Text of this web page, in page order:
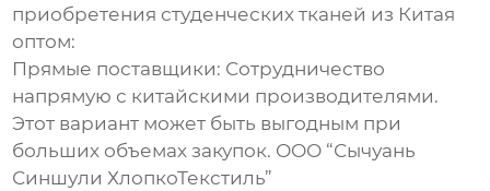
приобретения студенческих тканей из Китая
оптом:
Прямые поставщики: Сотрудничество
напрямую с китайскими производителями.
Этот вариант может быть выгодным при
больших объемах закупок. ООО “Сычуань
Синшули ХлопкоТекстиль”